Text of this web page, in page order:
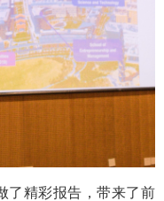
了精彩报告，带来了前